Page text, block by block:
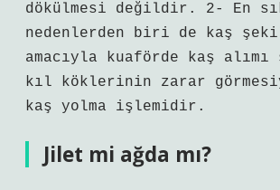
dökülmesi değildir. 2- En
nedenlerden biri de kaş
amacıyla kuaförde kaş alımı
kıl köklerinin zarar
kaş yolma işlemidir.
Jilet mi ağda mı?